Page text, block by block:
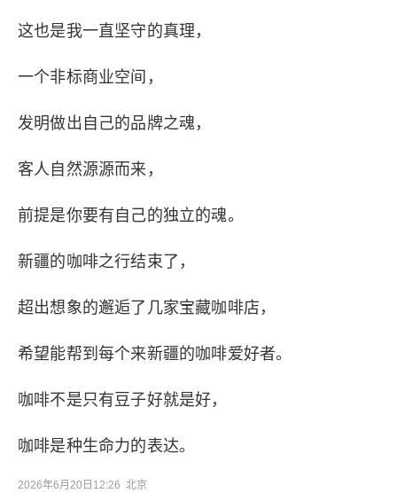
这也是我一直坚守的真理，
一个非标商业空间，
发明做出自己的品牌之魂，
客人自然源源而来，
前提是你要有自己的独立的魂。
新疆的咖啡之行结束了，
超出想象的邂逅了几家宝藏咖啡店，
希望能帮到每个来新疆的咖啡爱好者。
咖啡不是只有豆子好就是好，
咖啡是种生命力的表达。
2026年6月20日12:26 北京